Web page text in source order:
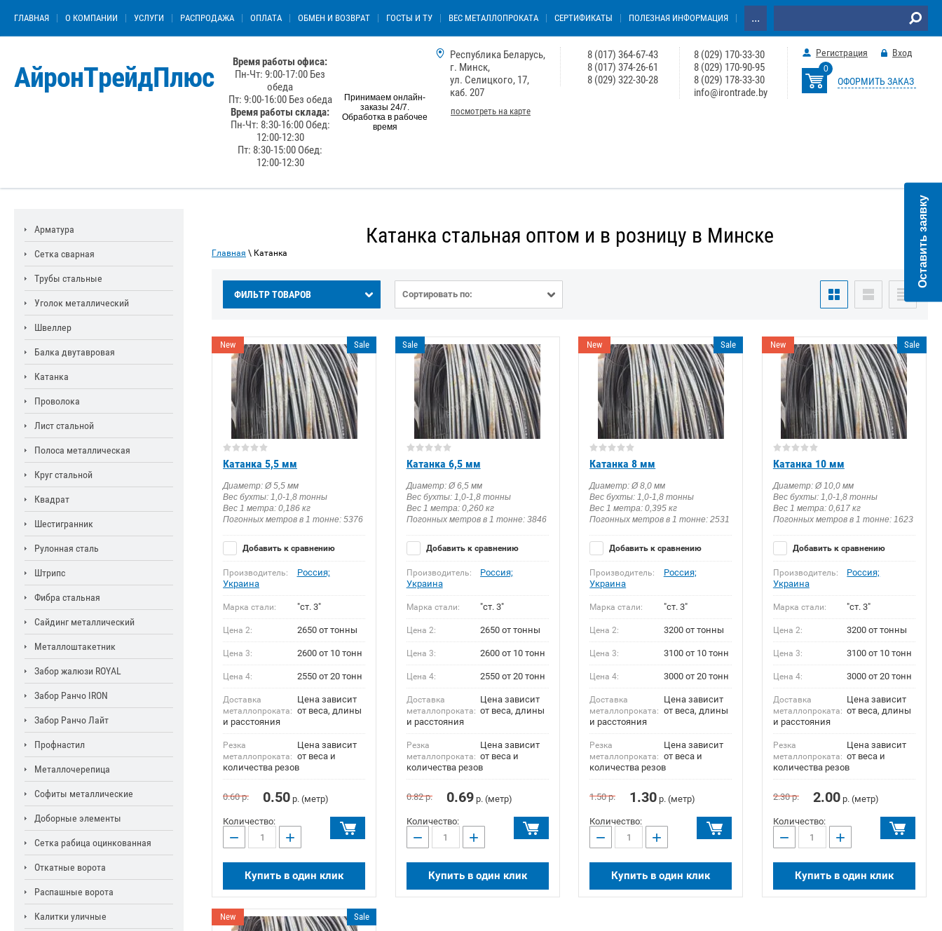
ГЛАВНАЯ О КОМПАНИИ УСЛУГИ РАСПРОДАЖА ОПЛАТА ОБМЕН И ВОЗВРАТ ГОСТЫ И ТУ ВЕС МЕТАЛЛОПРОКАТА СЕРТИФИКАТЫ ПОЛЕЗНАЯ ИНФОРМАЦИЯ ...
АйронТрейдПлюс
Время работы офиса:
Пн-Чт: 9:00-17:00 Без
обеда
Пт: 9:00-16:00 Без обеда
Время работы склада:
Пн-Чт: 8:30-16:00 Обед:
12:00-12:30
Пт: 8:30-15:00 Обед:
12:00-12:30
Принимаем онлайн-
заказы 24/7.
Обработка в рабочее
время
Республика Беларусь,
г. Минск,
ул. Селицкого, 17,
каб. 207
посмотреть на карте
8 (017) 364-67-43
8 (017) 374-26-61
8 (029) 322-30-28
8 (029) 170-33-30
8 (029) 170-90-95
8 (029) 178-33-30
info@irontrade.by
Регистрация Вход
0
ОФОРМИТЬ ЗАКАЗ
Арматура
Сетка сварная
Трубы стальные
Уголок металлический
Швеллер
Балка двутавровая
Катанка
Проволока
Лист стальной
Полоса металлическая
Круг стальной
Квадрат
Шестигранник
Рулонная сталь
Штрипс
Фибра стальная
Сайдинг металлический
Металлоштакетник
Забор жалюзи ROYAL
Забор Ранчо IRON
Забор Ранчо Лайт
Профнастил
Металлочерепица
Софиты металлические
Доборные элементы
Сетка рабица оцинкованная
Откатные ворота
Распашные ворота
Калитки уличные
Катанка стальная оптом и в розницу в Минске
Главная \ Катанка
ФИЛЬТР ТОВАРОВ Сортировать по:
New Sale
Катанка 5,5 мм
Диаметр: Ø 5,5 мм
Вес бухты: 1,0-1,8 тонны
Вес 1 метра: 0,186 кг
Погонных метров в 1 тонне: 5376
Добавить к сравнению
Производитель:
Россия;
Украина
Марка стали: "ст. 3"
Цена 2: 2650 от тонны
Цена 3: 2600 от 10 тонн
Цена 4: 2550 от 20 тонн
Доставка
металлопроката:
Цена зависит
от веса, длины
и расстояния
Резка
металлопроката:
Цена зависит
от веса и
количества резов
0.60р. 0.50 р. (метр)
Количество:
− +
Купить в один клик
Sale
Катанка 6,5 мм
Диаметр: Ø 6,5 мм
Вес бухты: 1,0-1,8 тонны
Вес 1 метра: 0,260 кг
Погонных метров в 1 тонне: 3846
Добавить к сравнению
Производитель:
Россия;
Украина
Марка стали: "ст. 3"
Цена 2: 2650 от тонны
Цена 3: 2600 от 10 тонн
Цена 4: 2550 от 20 тонн
Доставка
металлопроката:
Цена зависит
от веса, длины
и расстояния
Резка
металлопроката:
Цена зависит
от веса и
количества резов
0.82р. 0.69р. (метр)
Количество:
− +
Купить в один клик
New Sale
Катанка 8 мм
Диаметр: Ø 8,0 мм
Вес бухты: 1,0-1,8 тонны
Вес 1 метра: 0,395 кг
Погонных метров в 1 тонне: 2531
Добавить к сравнению
Производитель:
Россия;
Украина
Марка стали: "ст. 3"
Цена 2: 3200 от тонны
Цена 3: 3100 от 10 тонн
Цена 4: 3000 от 20 тонн
Доставка
металлопроката:
Цена зависит
от веса, длины
и расстояния
Резка
металлопроката:
Цена зависит
от веса и
количества резов
1.50р. 1.30 р. (метр)
Количество:
− +
Купить в один клик
New Sale
Катанка 10 мм
Диаметр: Ø 10,0 мм
Вес бухты: 1,0-1,8 тонны
Вес 1 метра: 0,617 кг
Погонных метров в 1 тонне: 1623
Добавить к сравнению
Производитель:
Россия;
Украина
Марка стали: "ст. 3"
Цена 2: 3200 от тонны
Цена 3: 3100 от 10 тонн
Цена 4: 3000 от 20 тонн
Доставка
металлопроката:
Цена зависит
от веса, длины
и расстояния
Резка
металлопроката:
Цена зависит
от веса и
количества резов
2.30р. 2.00р. (метр)
Количество:
− +
Купить в один клик
New Sale
Оставить заявку